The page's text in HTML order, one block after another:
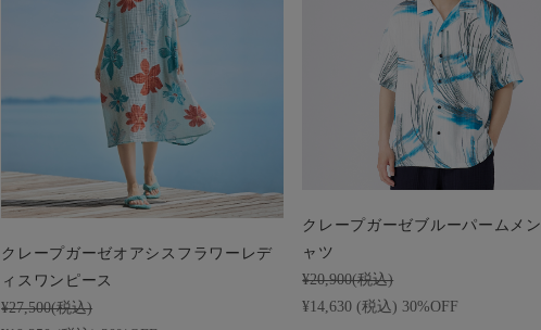
クレープガーゼオアシスフラワーレデ
ィスワンピース
¥27,500(税込)
クレープガーゼブルーパームメ
ャツ
¥20,900(税込)
¥14,630 (税込) 30%OFF